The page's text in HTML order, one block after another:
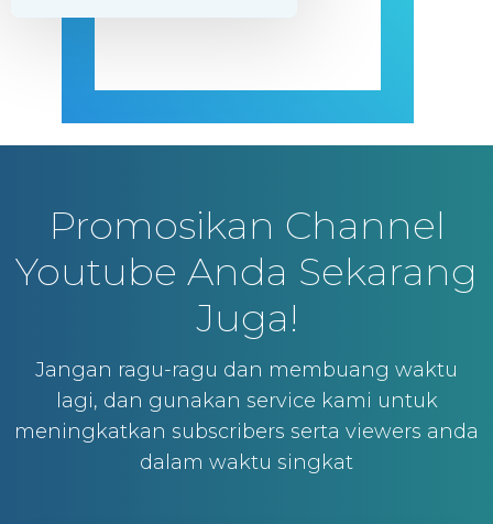
Promosikan Channel
Youtube Anda Sekarang
Juga!
Jangan ragu-ragu dan membuang waktu
lagi, dan gunakan service kami untuk
meningkatkan subscribers serta viewers anda
dalam waktu singkat